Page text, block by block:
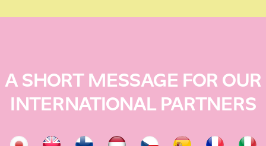
A SHORT MESSAGE FOR OUR
INTERNATIONAL PARTNERS